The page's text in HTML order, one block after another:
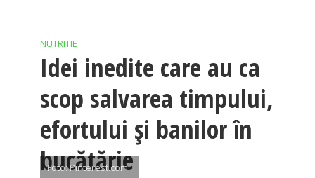
NUTRITIE
Idei inedite care au ca
scop salvarea timpului,
efortului și banilor în
bucătărie
Foto: Pinterest.com